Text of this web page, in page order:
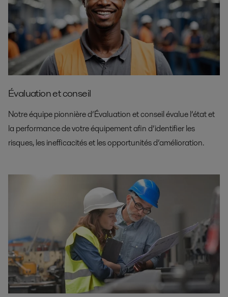
Évaluation et conseil
Notre équipe pionnière d’Évaluation et conseil évalue l’état et
la performance de votre équipement afin d’identifier les
risques, les inefficacités et les opportunités d’amélioration.